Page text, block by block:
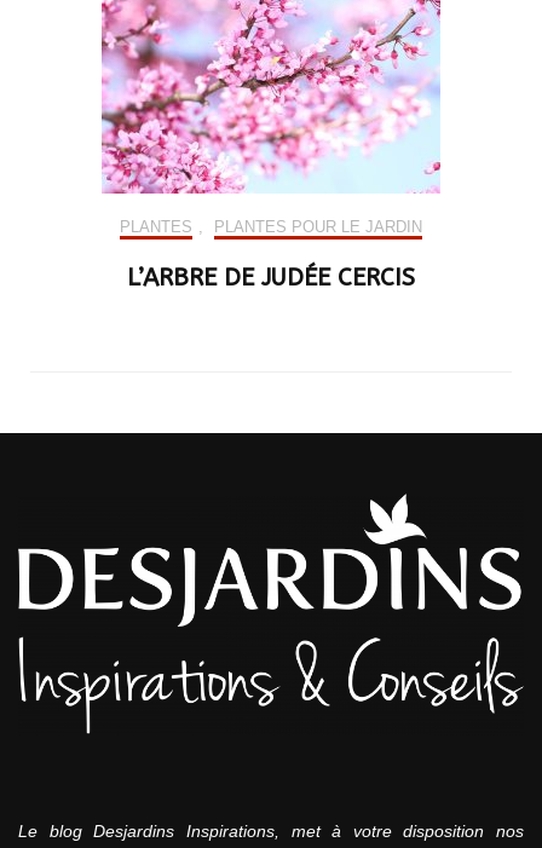
PLANTES , PLANTES POUR LE JARDIN
L’ARBRE DE JUDÉE CERCIS
Le blog Desjardins Inspirations, met à votre disposition nos